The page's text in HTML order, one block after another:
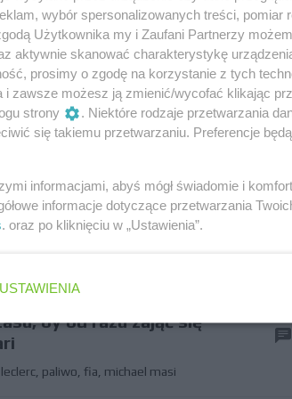
,wegry , ,
do kupienia
do wyłączenia
by od razu zająć się
paliwo fia michael masi
wybór spersonalizowanych treści, pomiar
Użytkownika my i Zaufani Partnerzy
aktywnie skanować charakterystykę
prosimy o zgodę na korzystanie z tych
i zawsze możesz ją zmienić/wycofać klikając
strony
. Niektóre rodzaje przetwarzania
się takiemu przetwarzaniu. Preferencje
informacjami, abyś mógł świadomie i
informacje dotyczące przetwarzania
. oraz po kliknięciu w „Ustawienia”.
USTAWIENIA